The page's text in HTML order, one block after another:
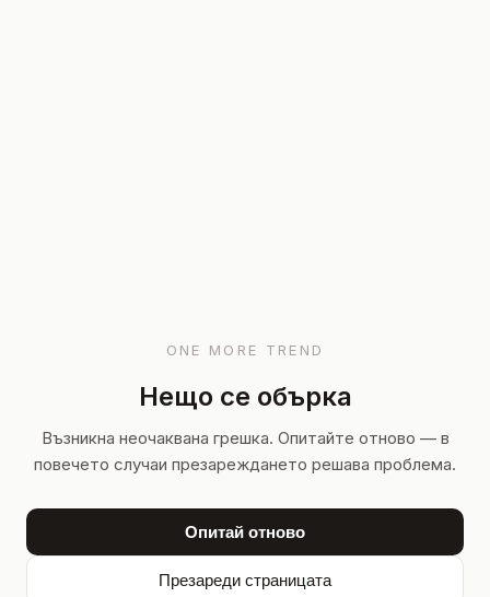
ONE MORE TREND
Нещо се обърка
Възникна неочаквана грешка. Опитайте отново — в
повечето случаи презареждането решава проблема.
Опитай отново
Презареди страницата